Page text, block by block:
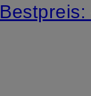
Bestpreis: